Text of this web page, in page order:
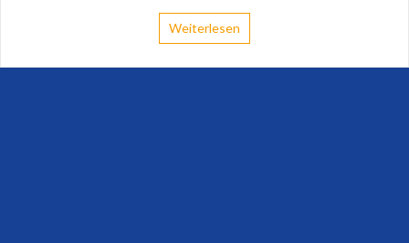
Weiterlesen